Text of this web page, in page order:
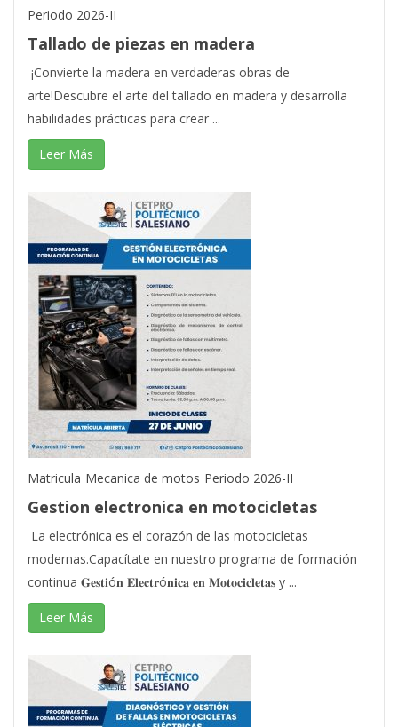
Periodo 2026-II
Tallado de piezas en madera
¡Convierte la madera en verdaderas obras de
arte!Descubre el arte del tallado en madera y desarrolla
habilidades prácticas para crear ...
Leer Más
Matricula Mecanica de motos Periodo 2026-II
Gestion electronica en motocicletas
La electrónica es el corazón de las motocicletas
modernas.Capacítate en nuestro programa de formación
continua 𝐆𝐞𝐬𝐭𝐢ó𝐧 𝐄𝐥𝐞𝐜𝐭𝐫ó𝐧𝐢𝐜𝐚 𝐞𝐧 𝐌𝐨𝐭𝐨𝐜𝐢𝐜𝐥𝐞𝐭𝐚𝐬 y ...
Leer Más